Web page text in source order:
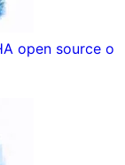
open source o